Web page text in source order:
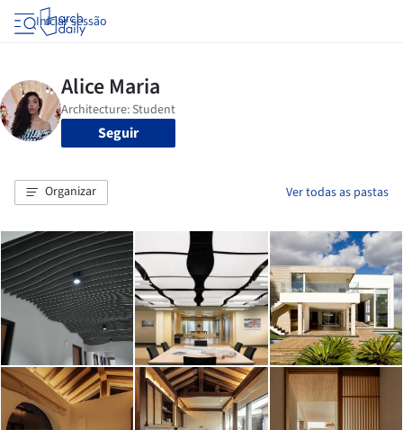
Iniciar sessão
Seguir
Organizar Ver todas as pastas